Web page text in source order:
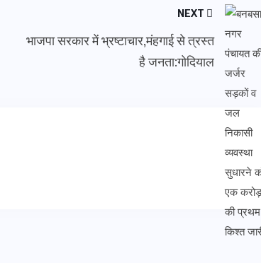
NEXT
भाजपा सरकार में भ्रष्टाचार,मंहगाई से त्रस्त
है जनता:गोदियाल